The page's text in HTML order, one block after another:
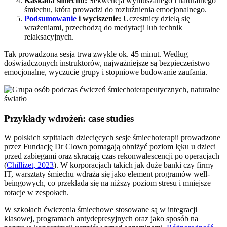
śmiechu, która prowadzi do rozluźnienia emocjonalnego.
Podsumowanie i wyciszenie: Uczestnicy dzielą się
wrażeniami, przechodzą do medytacji lub technik
relaksacyjnych.
Tak prowadzona sesja trwa zwykle ok. 45 minut. Według
doświadczonych instruktorów, najważniejsze są bezpieczeństwo
emocjonalne, wyczucie grupy i stopniowe budowanie zaufania.
Przykłady wdrożeń: case studies
W polskich szpitalach dziecięcych sesje śmiechoterapii prowadzone
przez Fundację Dr Clown pomagają obniżyć poziom lęku u dzieci
przed zabiegami oraz skracają czas rekonwalescencji po operacjach
(Chillizet, 2023). W korporacjach takich jak duże banki czy firmy
IT, warsztaty śmiechu wdraża się jako element programów well-
beingowych, co przekłada się na niższy poziom stresu i mniejsze
rotacje w zespołach.
W szkołach ćwiczenia śmiechowe stosowane są w integracji
klasowej, programach antydepresyjnych oraz jako sposób na